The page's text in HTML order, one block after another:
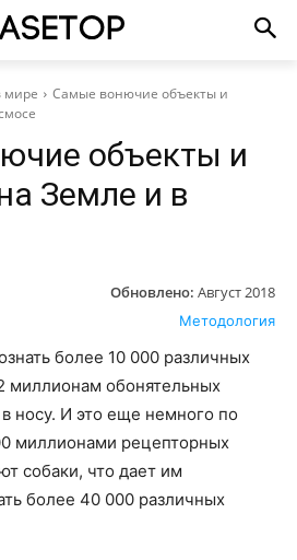
мире
Самые вонючие объекты и
объекты и
Земле и в
Обновлено: Август 2018
Методология
более 10 000 различных
миллионам обонятельных
носу. И это еще немного по
миллионами рецепторных
собаки, что дает им
более 40 000 различных